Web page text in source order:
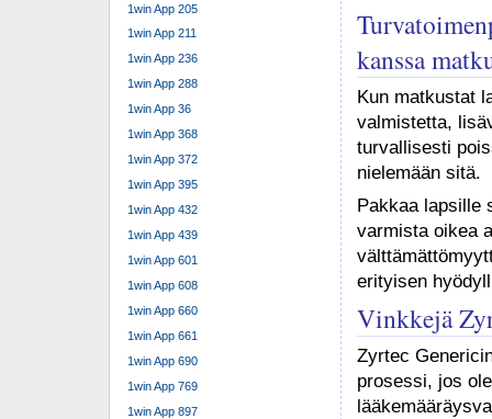
kanssa
Kun matkustat
valmistetta,
turvallisesti
nielemään sitä.
Pakkaa lapsille
varmista oikea
erityisen
Vinkkejä
Zyrtec
prosessi, jos
1win App 205
1win App 211
1win App 236
1win App 288
1win App 36
1win App 368
1win App 372
1win App 395
1win App 432
1win App 439
1win App 601
1win App 608
1win App 660
1win App 661
1win App 690
1win App 769
1win App 897